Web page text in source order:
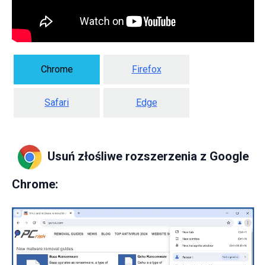
Chrome Firefox
Safari Edge
Usuń złośliwe rozszerzenia z Google
Chrome: